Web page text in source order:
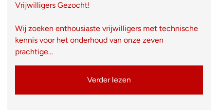
Vrijwilligers Gezocht!
Wij zoeken enthousiaste vrijwilligers met technische
kennis voor het onderhoud van onze zeven
prachtige…
Verder lezen